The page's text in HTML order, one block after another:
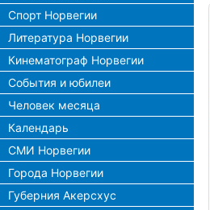
Спорт Норвегии
Литература Норвегии
Кинематограф Норвегии
События и юбилеи
Человек месяца
Календарь
СМИ Норвегии
Города Норвегии
Губерния Акерсхус